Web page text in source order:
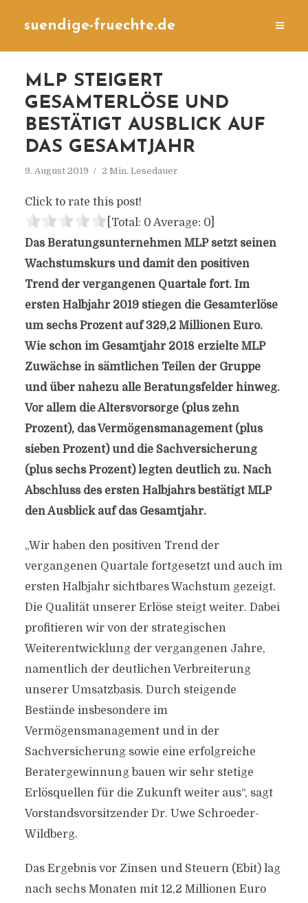
suendige-fruechte.de
MLP STEIGERT
GESAMTERLÖSE UND
BESTÄTIGT AUSBLICK AUF
DAS GESAMTJAHR
9. August 2019 2 Min. Lesedauer
Click to rate this post!
[Total: 0 Average: 0]
Das Beratungsunternehmen MLP setzt seinen
Wachstumskurs und damit den positiven
Trend der vergangenen Quartale fort. Im
ersten Halbjahr 2019 stiegen die Gesamterlöse
um sechs Prozent auf 329,2 Millionen Euro.
Wie schon im Gesamtjahr 2018 erzielte MLP
Zuwächse in sämtlichen Teilen der Gruppe
und über nahezu alle Beratungsfelder hinweg.
Vor allem die Altersvorsorge (plus zehn
Prozent), das Vermögensmanagement (plus
sieben Prozent) und die Sachversicherung
(plus sechs Prozent) legten deutlich zu. Nach
Abschluss des ersten Halbjahrs bestätigt MLP
den Ausblick auf das Gesamtjahr.
„Wir haben den positiven Trend der
vergangenen Quartale fortgesetzt und auch im
ersten Halbjahr sichtbares Wachstum gezeigt.
Die Qualität unserer Erlöse steigt weiter. Dabei
profitieren wir von der strategischen
Weiterentwicklung der vergangenen Jahre,
namentlich der deutlichen Verbreiterung
unserer Umsatzbasis. Durch steigende
Bestände insbesondere im
Vermögensmanagement und in der
Sachversicherung sowie eine erfolgreiche
Beratergewinnung bauen wir sehr stetige
Erlösquellen für die Zukunft weiter aus“, sagt
Vorstandsvorsitzender Dr. Uwe Schroeder-
Wildberg.
Das Ergebnis vor Zinsen und Steuern (Ebit) lag
nach sechs Monaten mit 12,2 Millionen Euro